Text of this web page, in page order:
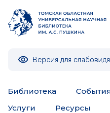
Версия для
Библиотека
Услуги
Ресурсы